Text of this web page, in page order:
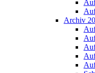
Archiv